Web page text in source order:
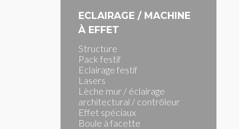
ECLAIRAGE / MACHINE
À EFFET
Structure
Pack festif
Eclairage festif
Lasers
Lèche mur / éclairage
architectural / contrôleur
Effet spéciaux
Boule à facette